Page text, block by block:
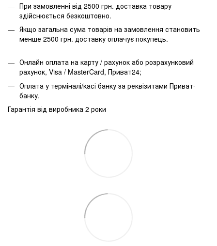
При замовленні від 2500 грн. доставка товару
здійснюється безкоштовно.
Якщо загальна сума товарів на замовлення становить
менше 2500 грн. доставку оплачує покупець.
Онлайн оплата на карту / рахунок або розрахунковий
рахунок, Visa / MasterCard, Приват24;
Оплата у терміналі/касі банку за реквізитами Приват-
банку.
Гарантія від виробника 2 роки